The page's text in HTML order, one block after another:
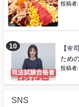
投稿者:
【🌸
ため
投稿者:
SNS